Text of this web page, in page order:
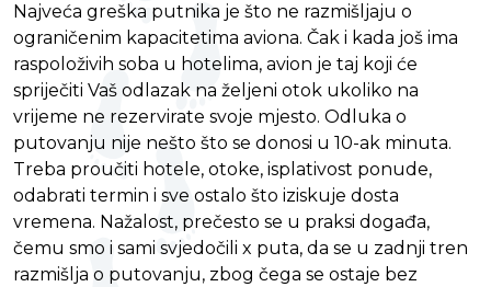
Najveća greška putnika je što ne razmišljaju o
ograničenim kapacitetima aviona. Čak i kada još ima
raspoloživih soba u hotelima, avion je taj koji će
spriječiti Vaš odlazak na željeni otok ukoliko na
vrijeme ne rezervirate svoje mjesto. Odluka o
putovanju nije nešto što se donosi u 10-ak minuta.
Treba proučiti hotele, otoke, isplativost ponude,
odabrati termin i sve ostalo što iziskuje dosta
vremena. Nažalost, prečesto se u praksi događa,
čemu smo i sami svjedočili x puta, da se u zadnji tren
razmišlja o putovanju, zbog čega se ostaje bez